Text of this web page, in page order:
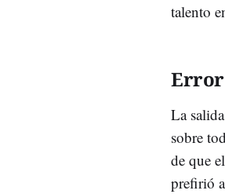
talento
Error
La
sobre
de que el
prefirió